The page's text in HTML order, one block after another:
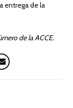
entrega de la
de la ACCE.